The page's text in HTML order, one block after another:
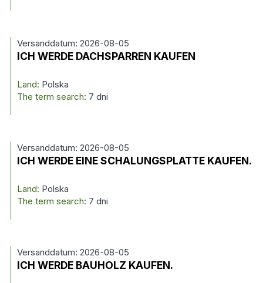
Versanddatum: 2026-08-05
ICH WERDE DACHSPARREN KAUFEN
Land: Polska
The term search: 7 dni
Versanddatum: 2026-08-05
ICH WERDE EINE SCHALUNGSPLATTE KAUFEN.
Land: Polska
The term search: 7 dni
Versanddatum: 2026-08-05
ICH WERDE BAUHOLZ KAUFEN.